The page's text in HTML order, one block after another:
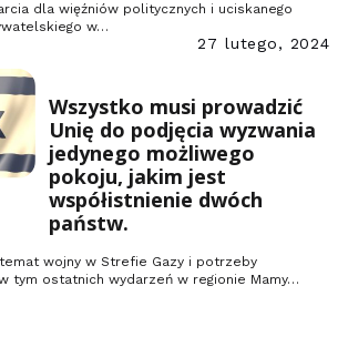
dla więźniów politycznych i uciskanego
w…
27 lutego, 2024
Wszystko musi prowadzić
Unię do podjęcia wyzwania
jedynego możliwego
pokoju, jakim jest
współistnienie dwóch
państw.
wojny w Strefie Gazy i potrzeby
tym ostatnich wydarzeń w regionie Mamy…